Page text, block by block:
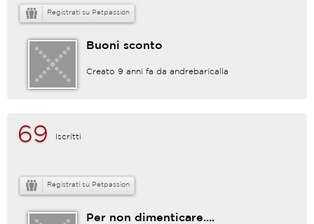
Registrati su Petpassion
Buoni sconto
Creato 9 anni fa da andrebaricalla
69 Iscritti
Registrati su Petpassion
Per non dimenticare....